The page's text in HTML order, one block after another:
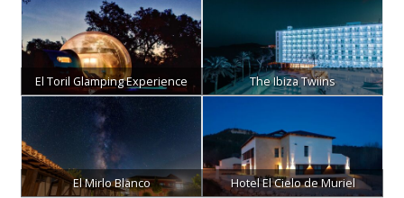
El Toril Glamping Experience The Ibiza Twiins
El Mirlo Blanco Hotel El Cielo de Muriel